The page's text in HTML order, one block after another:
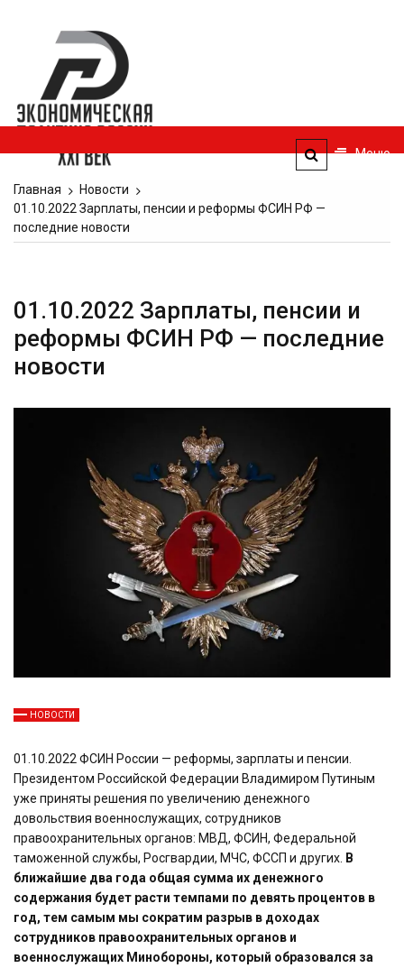
содержимому
век
Меню
Главная
Новости
01.10.2022 Зарплаты, пенсии и реформы ФСИН РФ —
последние новости
01.10.2022 Зарплаты, пенсии и
реформы ФСИН РФ — последние
новости
НОВОСТИ
01.10.2022 ФСИН России — реформы, зарплаты и пенсии.
Президентом Российской Федерации Владимиром Путиным
уже приняты решения по увеличению денежного
довольствия военнослужащих, сотрудников
правоохранительных органов: МВД, ФСИН, Федеральной
таможенной службы, Росгвардии, МЧС, ФССП и других. В
ближайшие два года общая сумма их денежного
содержания будет расти темпами по девять процентов в
год, тем самым мы сократим разрыв в доходах
сотрудников правоохранительных органов и
военнослужащих Минобороны, который образовался за